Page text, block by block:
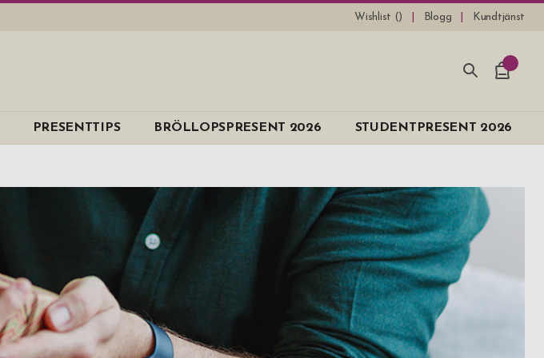
Wishlist () Blogg Kundtjänst
PRESENTTIPS BRÖLLOPSPRESENT 2026 STUDENTPRESENT 2026
4 Living
Aurora Borealis
B Away
B-Joy
Dorre
Dus
EPC